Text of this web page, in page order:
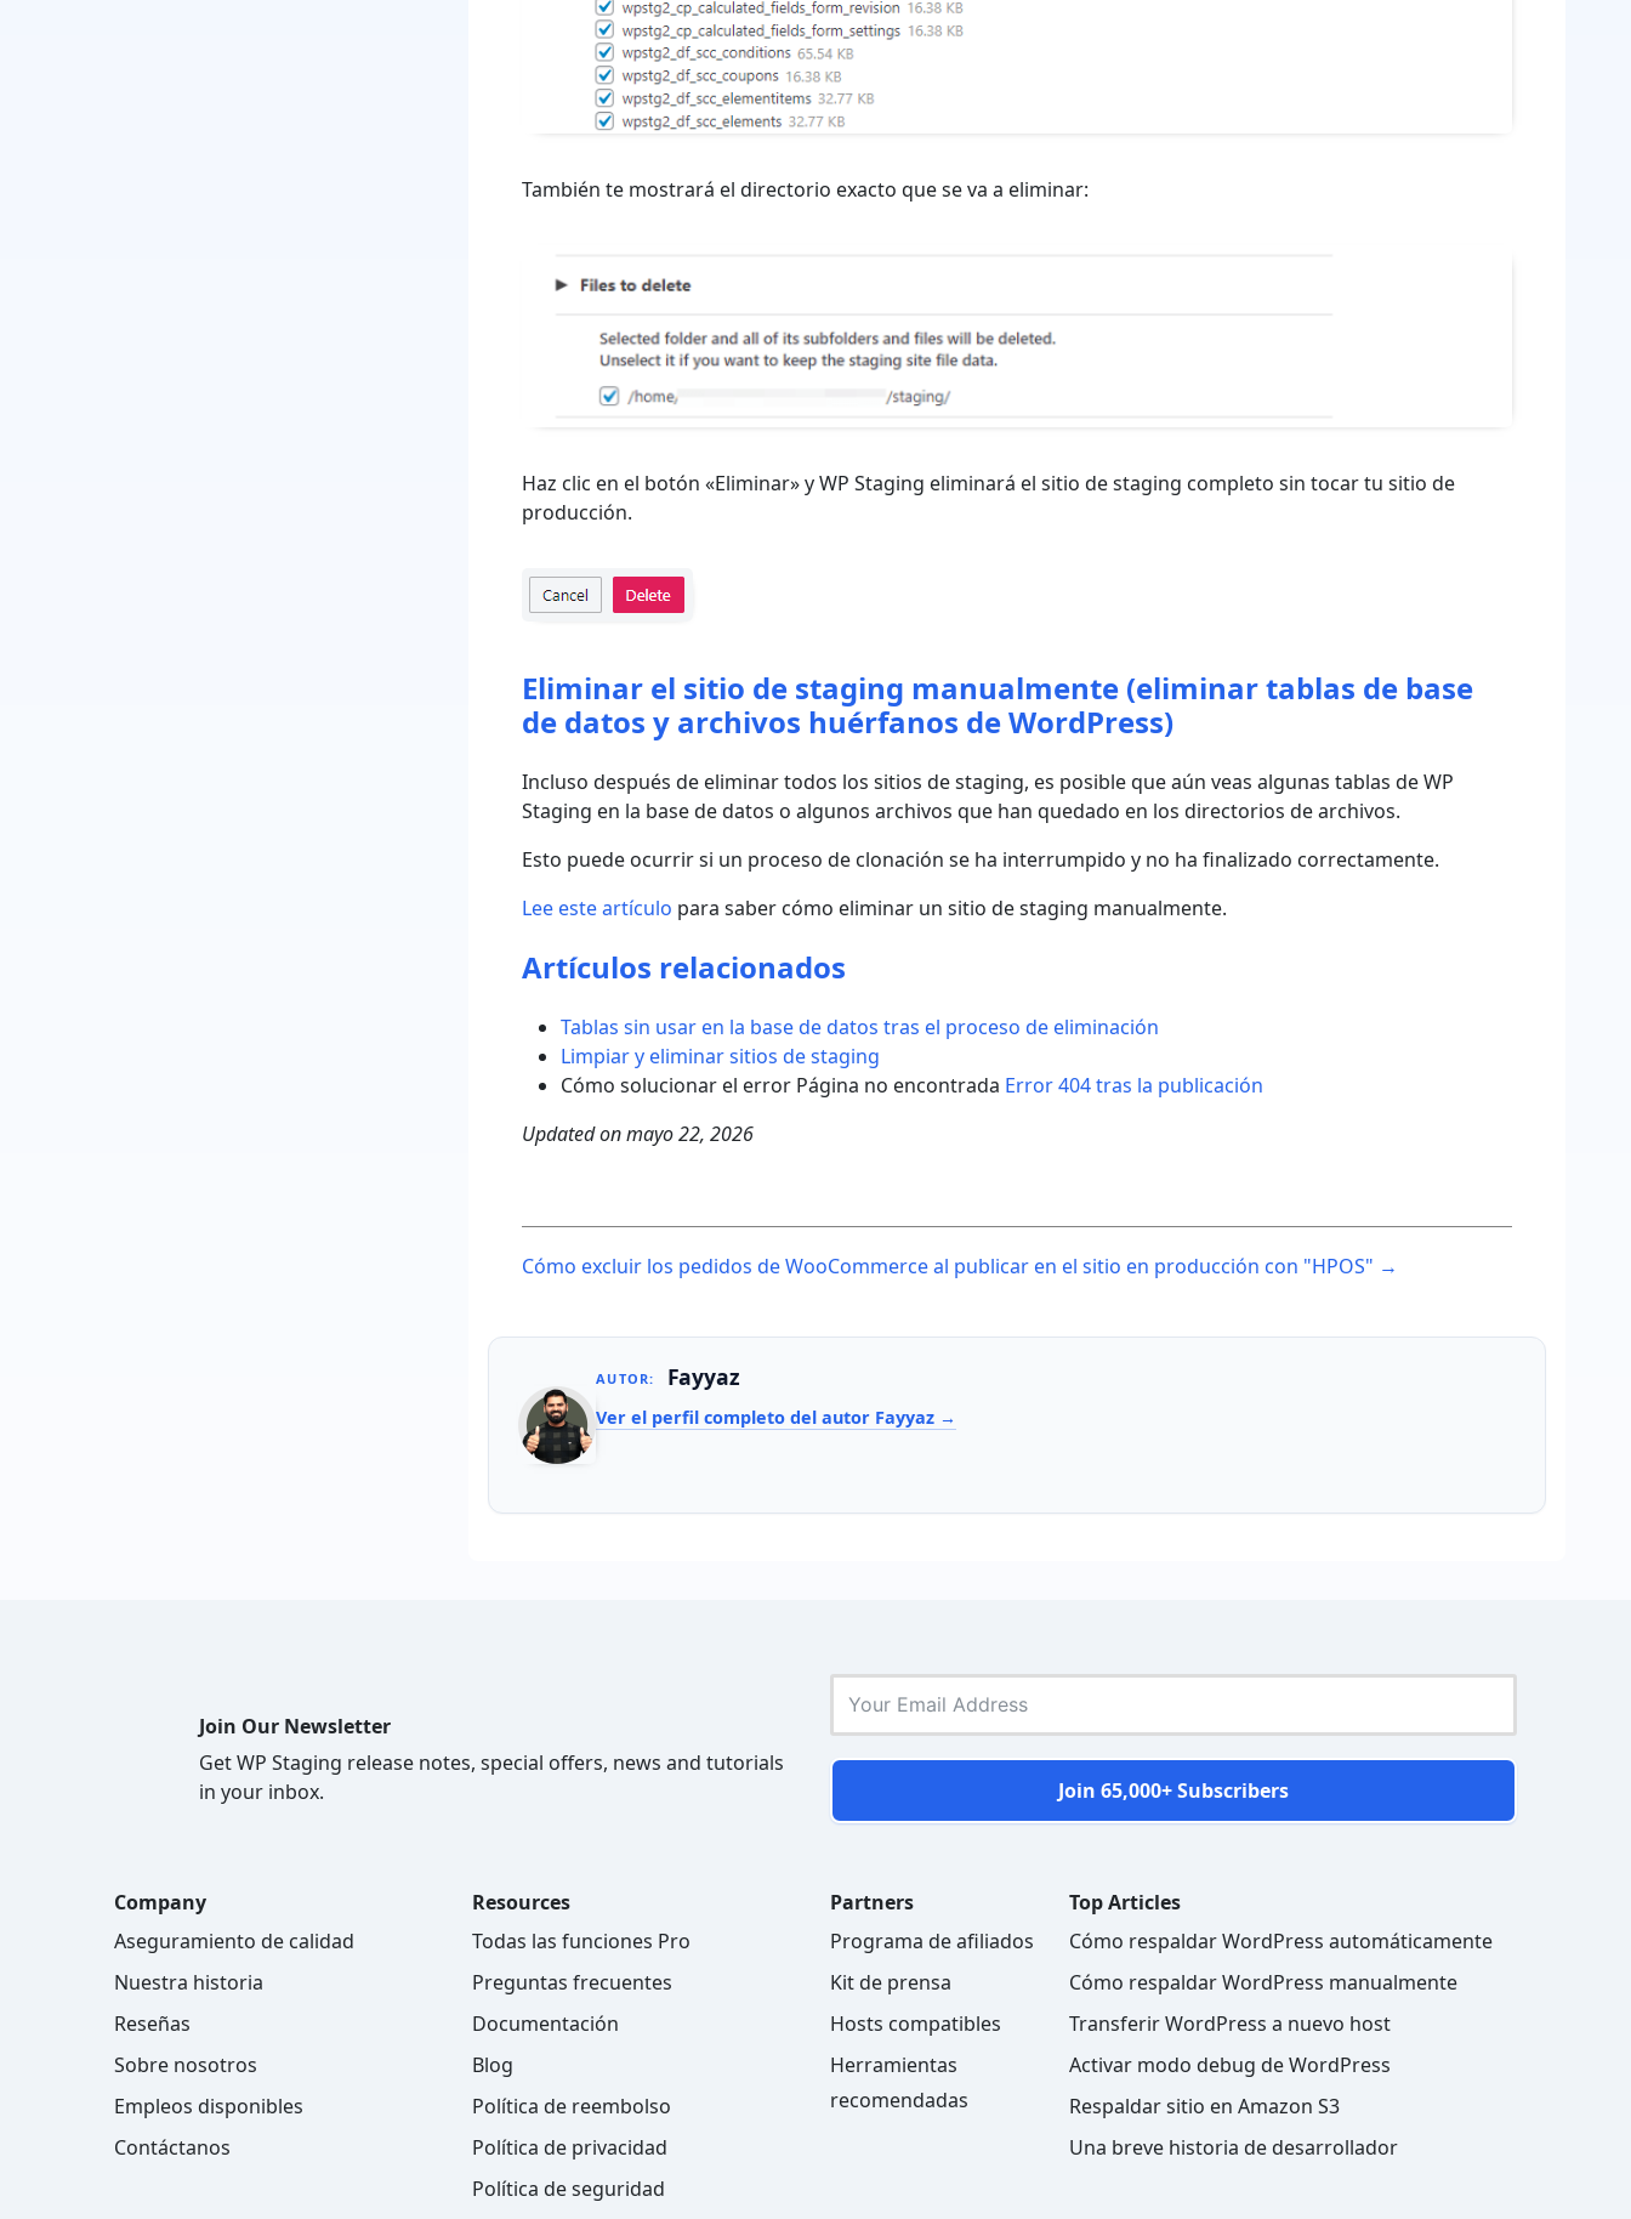
También te mostrará el directorio exacto que se va a eliminar:
Haz clic en el botón «Eliminar» y WP Staging eliminará el sitio de staging completo sin tocar tu sitio de
producción.
Eliminar el sitio de staging manualmente (eliminar tablas de base
de datos y archivos huérfanos de WordPress)
Incluso después de eliminar todos los sitios de staging, es posible que aún veas algunas tablas de WP
Staging en la base de datos o algunos archivos que han quedado en los directorios de archivos.
Esto puede ocurrir si un proceso de clonación se ha interrumpido y no ha finalizado correctamente.
Lee este artículo para saber cómo eliminar un sitio de staging manualmente.
Artículos relacionados
Tablas sin usar en la base de datos tras el proceso de eliminación
Limpiar y eliminar sitios de staging
Cómo solucionar el error Página no encontrada Error 404 tras la publicación
Updated onmayo 22, 2026
Post
navigation
Cómo excluir los pedidos de WooCommerce al publicar en el sitio en producción con "HPOS" →
AUTOR: Fayyaz
Ver el perfil completo del autor Fayyaz
Join Our Newsletter
Get WP Staging release notes, special offers, news and tutorials
in your inbox.
Join 65,000+ Subscribers
Company
Aseguramiento de calidad
Nuestra historia
Reseñas
Sobre nosotros
Empleos disponibles
Contáctanos
Resources
Todas las funciones Pro
Preguntas frecuentes
Documentación
Blog
Política de reembolso
Política de privacidad
Política de seguridad
Partners
Programa de afiliados
Kit de prensa
Hosts compatibles
Herramientas
recomendadas
Top Articles
Cómo respaldar WordPress automáticamente
Cómo respaldar WordPress manualmente
Transferir WordPress a nuevo host
Activar modo debug de WordPress
Respaldar sitio en Amazon S3
Una breve historia de desarrollador